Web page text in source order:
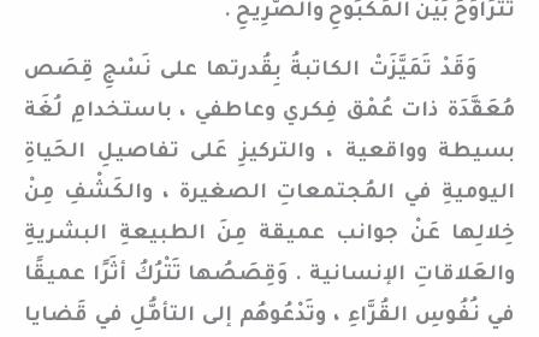
تَتَرَاوَحُ بَيْنَ المَكْبُوحِ والصَّرِيحِ .
وَقَدْ تَمَيَّزَتْ الكاتبةُ بِقُدرتها على نَسْجِ قِصَص
مُعَقَّدَة ذات عُمْق فِكري وعاطفي ، باستخدامِ لُغَة
بسيطة وواقعية ، والتركيزِ عَلى تفاصيلِ الحَياةِ
اليوميةِ في المُجتمعاتِ الصغيرة ، والكَشْفِ مِنْ
خِلالِها عَنْ جوانب عميقة مِنَ الطبيعةِ البشريةِ
والعَلاقاتِ الإنسانية . وَقِصَصُها تَتْرُكُ أثَرًا عميقًا
في نُفُوسِ القُرَّاءِ ، وتَدْعُوهُم إلى التأمُّلِ في قَضايا